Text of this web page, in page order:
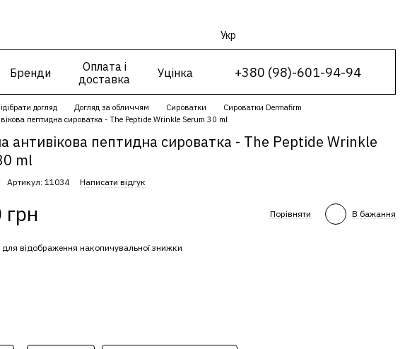
Укр
Бренди
Оплата і
доставка
Уцінка +380 (98)-601-94-94
догляд Догляд за обличчям Сироватки
Сироватки Dermafirm
пептидна сироватка - The Peptide Wrinkle Serum 30 ml
антивікова пептидна сироватка - The Peptide Wrinkle
ml
Артикул: 11034 Написати відгук
Порівняти В бажання
для відображення накопичувальної знижки